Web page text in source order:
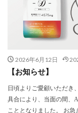
2026年6月12日
【お知らせ】
日頃よりご愛顧いただき
具合により、当面の間、
こととなりました。 お急